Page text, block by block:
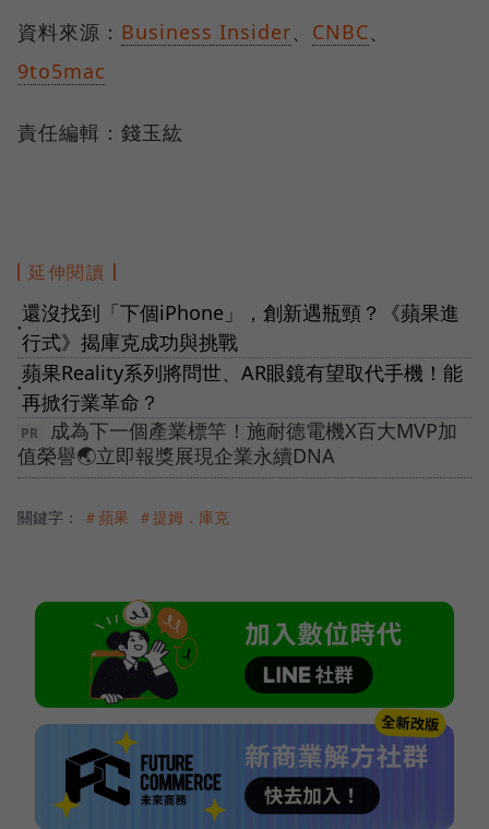
資料來源： Business Insider、 CNBC、
9to5mac
責任編輯：錢玉紘
延伸閱讀
●
還沒找到「下個iPhone」，創新遇瓶頸？《蘋果進
行式》揭庫克成功與挑戰
●
蘋果Reality系列將問世、AR眼鏡有望取代手機！能
再掀行業革命？
成為下一個產業標竿！施耐德電機X百大MVP加
值榮譽🌏立即報獎展現企業永續DNA
關鍵字： ＃蘋果 ＃提姆．庫克